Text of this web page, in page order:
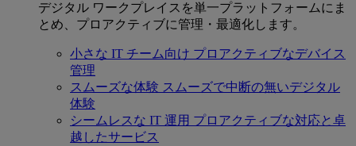
デジタル ワークプレイスを単一プラットフォームにま
とめ、プロアクティブに管理・最適化します。
小さな IT チーム向け プロアクティブなデバイス
管理
スムーズな体験 スムーズで中断の無いデジタル
体験
シームレスな IT 運用 プロアクティブな対応と卓
越したサービス